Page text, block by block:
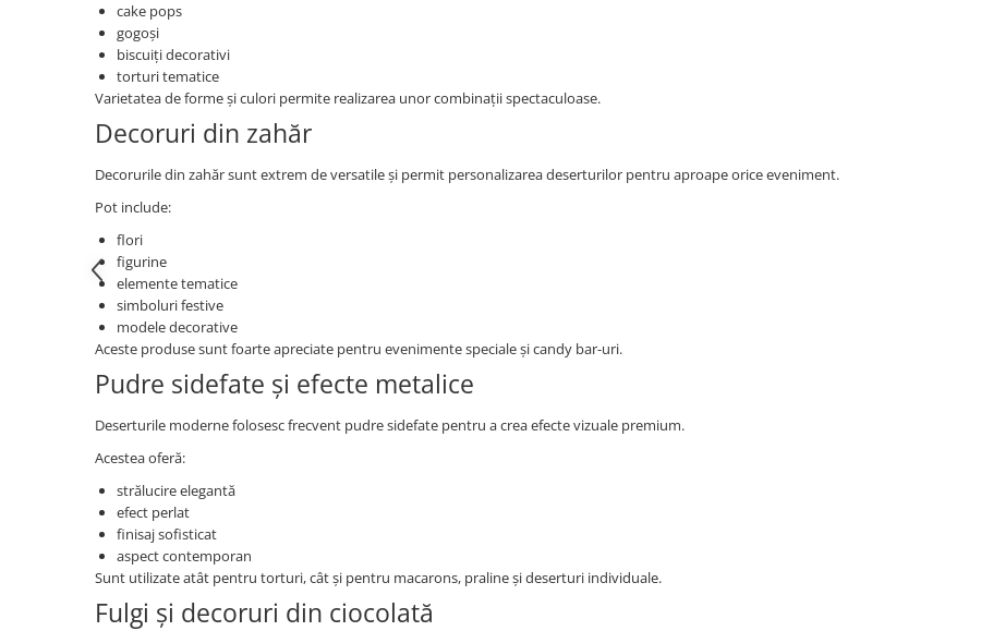
cake pops
gogoși
biscuiți decorativi
torturi tematice
Varietatea de forme și culori permite realizarea unor combinații spectaculoase.
Decoruri din zahăr
Decorurile din zahăr sunt extrem de versatile și permit personalizarea deserturilor pentru aproape orice eveniment.
Pot include:
flori
figurine
elemente tematice
simboluri festive
modele decorative
Aceste produse sunt foarte apreciate pentru evenimente speciale și candy bar-uri.
Pudre sidefate și efecte metalice
Deserturile moderne folosesc frecvent pudre sidefate pentru a crea efecte vizuale premium.
Acestea oferă:
strălucire elegantă
efect perlat
finisaj sofisticat
aspect contemporan
Sunt utilizate atât pentru torturi, cât și pentru macarons, praline și deserturi individuale.
Fulgi și decoruri din ciocolată